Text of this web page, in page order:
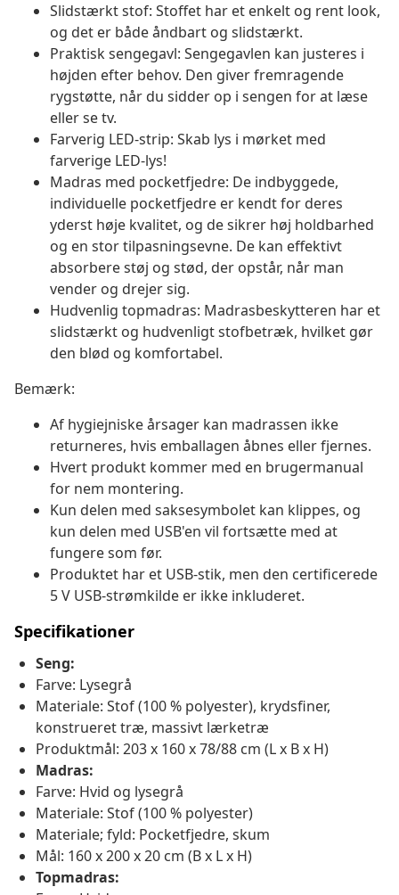
Slidstærkt stof: Stoffet har et enkelt og rent look,
og det er både åndbart og slidstærkt.
Praktisk sengegavl: Sengegavlen kan justeres i
højden efter behov. Den giver fremragende
rygstøtte, når du sidder op i sengen for at læse
eller se tv.
Farverig LED-strip: Skab lys i mørket med
farverige LED-lys!
Madras med pocketfjedre: De indbyggede,
individuelle pocketfjedre er kendt for deres
yderst høje kvalitet, og de sikrer høj holdbarhed
og en stor tilpasningsevne. De kan effektivt
absorbere støj og stød, der opstår, når man
vender og drejer sig.
Hudvenlig topmadras: Madrasbeskytteren har et
slidstærkt og hudvenligt stofbetræk, hvilket gør
den blød og komfortabel.
Bemærk:
Af hygiejniske årsager kan madrassen ikke
returneres, hvis emballagen åbnes eller fjernes.
Hvert produkt kommer med en brugermanual
for nem montering.
Kun delen med saksesymbolet kan klippes, og
kun delen med USB'en vil fortsætte med at
fungere som før.
Produktet har et USB-stik, men den certificerede
5 V USB-strømkilde er ikke inkluderet.
Specifikationer
Seng:
Farve: Lysegrå
Materiale: Stof (100 % polyester), krydsfiner,
konstrueret træ, massivt lærketræ
Produktmål: 203 x 160 x 78/88 cm (L x B x H)
Madras:
Farve: Hvid og lysegrå
Materiale: Stof (100 % polyester)
Materiale; fyld: Pocketfjedre, skum
Mål: 160 x 200 x 20 cm (B x L x H)
Topmadras: